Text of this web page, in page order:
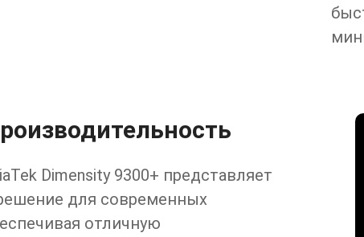
Dimensity 9300+ представляет
для современных
отличную